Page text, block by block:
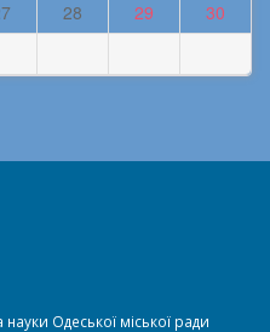
28 29
30
Одеської міської ради